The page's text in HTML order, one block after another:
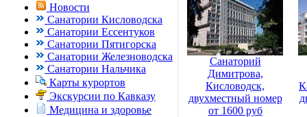
Новости
Санатории Кисловодска
Санатории Ессентуков
Санатории Пятигорска
Санатории Железноводска
Санатории Нальчика
Карты курортов
Экскурсии по Кавказу
Медицина и здоровье
Санаторий
Димитрова,
Кисловодск,
двухместный номер
от 1600 руб